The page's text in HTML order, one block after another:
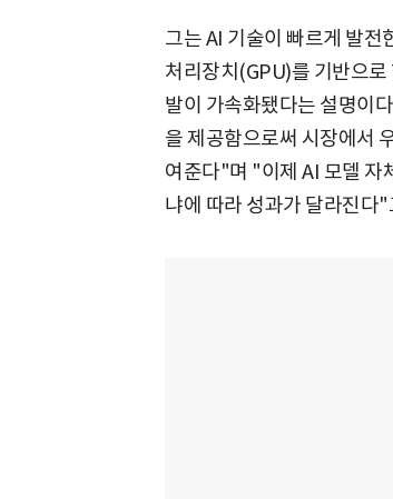
그는 AI 기술이 빠르게 발전
처리장치(GPU)를 기반으로
발이 가속화됐다는 설명이
을 제공함으로써 시장에서
여준다"며 "이제 AI 모델 자
냐에 따라 성과가 달라진다"